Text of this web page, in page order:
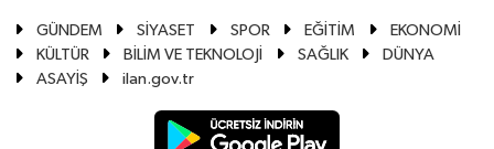
GÜNDEM SİYASET SPOR EĞİTİM
EKONOMİ
KÜLTÜR
BİLİM VE TEKNOLOJİ SAĞLIK
DÜNYA
ASAYİŞ
ilan.gov.tr